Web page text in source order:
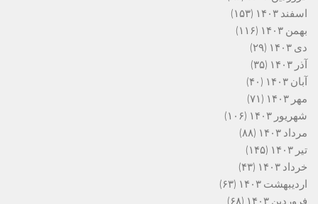
اسفند ۱۴۰۳
(۱۵۳)
بهمن ۱۴۰۳
(۱۱۶)
دی ۱۴۰۳
(۲۹)
آذر ۱۴۰۳
(۳۵)
آبان ۱۴۰۳
(۴۰)
مهر ۱۴۰۳
(۷۱)
شهریور ۱۴۰۳
(۱۰۶)
مرداد ۱۴۰۳
(۸۸)
تیر ۱۴۰۳
(۱۴۵)
خرداد ۱۴۰۳
(۴۳)
اردیبهشت ۱۴۰۳
(۶۳)
فروردین ۱۴۰۳
(۶۸)